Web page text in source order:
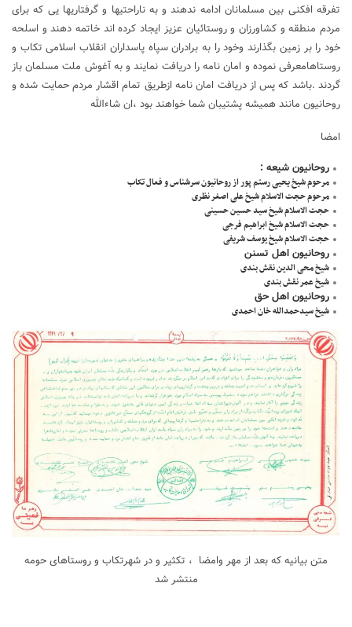
تفرقه افکنی بین مسلمانان ادامه ندهند و به ناراحتیها و گرفتاریها یی که برای
مردم منطقه و کشاورزان و روستائیان عزیز ایجاد کرده اند خاتمه دهند و اسلحه
خود را بر زمین بگذارند وخود را به برادران سپاه پاسداران انقلاب اسلامی تکاب و
روستاهامعرفی نموده و امان نامه را دریافت نمایند و به آغوش ملت مسلمان باز
گردند .باشد که پس از دریافت امان نامه ازطریق تمام اقشار مردم حمایت شده و
روحانیون مانند همیشه پشتیبان شما خواهند بود ،ان شاءالله
امضا
روحانیون شیعه :
مرحوم شیخ یحیی رستم پور از روحانیون سرشناس و فعال تکاب
مرحوم حجت الاسلام شیخ علی اصغر نظری
حجت الاسلام شیخ سید حسین حسینی
حجت الاسلام شیخ ابراهیم فرجی
حجت الاسلام شیخ یوسف شریفی
روحانیون اهل تسنن
شیخ محی الدین نقش بندی
شیخ عمر نقش بندی
روحانیون اهل حق
شیخ سیدحمدالله خان احمدی
متن بیانیه که بعد از مهر وامضا ، تکثیر و در شهرتکاب و روستاهای حومه
منتشر شد